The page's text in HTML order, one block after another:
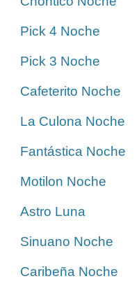
Pick 4 Noche
Pick 3 Noche
Cafeterito Noche
La Culona Noche
Fantástica Noche
Motilon Noche
Astro Luna
Sinuano Noche
Caribeña Noche